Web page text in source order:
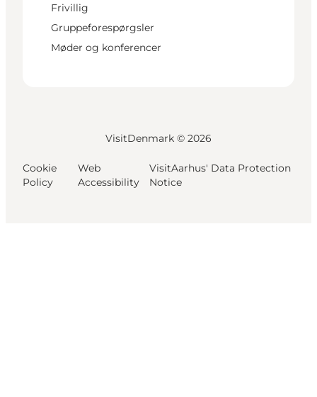
Frivillig
Gruppeforespørgsler
Møder og konferencer
VisitDenmark © 2026
Cookie
Policy
Web
Accessibility
VisitAarhus' Data Protection
Notice